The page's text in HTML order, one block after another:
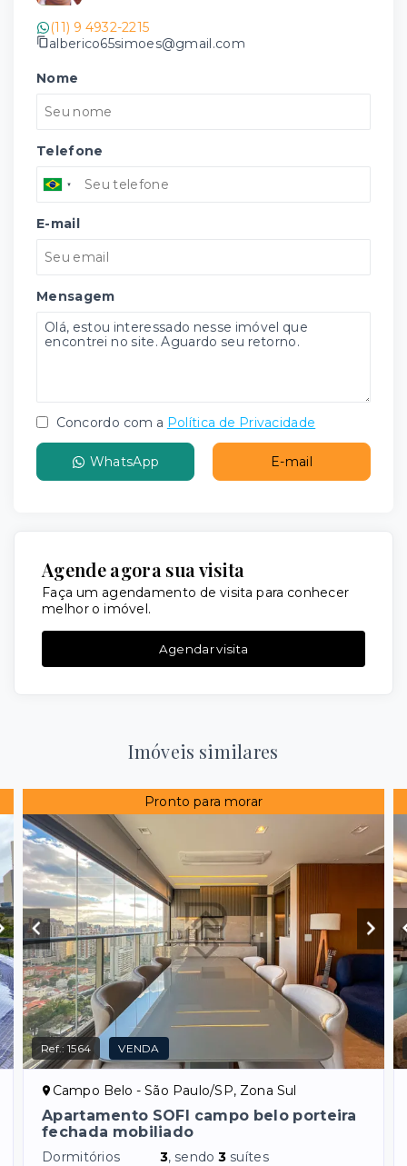
(11) 9 4932-2215
alberico65simoes@gmail.com
Nome
Telefone
E-mail
Mensagem
Concordo com a Política de Privacidade
WhatsApp E-mail
Agende agora sua visita
Faça um agendamento de visita para conhecer
melhor o imóvel.
Agendar visita
Imóveis similares
Pronto para morar
Ref.:1564 VENDA
Campo Belo - São Paulo/SP, Zona Sul
Apartamento SOFI campo belo porteira
fechada mobiliado
Dormitórios 3, sendo3 suítes